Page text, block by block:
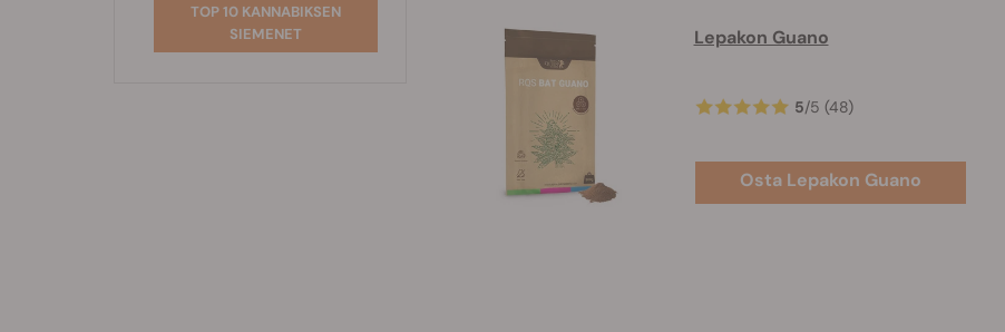
Lepakon Guano
5/5 (48)
Osta Lepakon Guano
TOP 10 KANNABIKSEN
SIEMENET